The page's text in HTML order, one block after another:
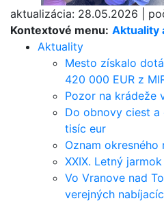
Kontextové menu: Aktuality
Aktuality
Mesto získalo
420 000 EUR z
Pozor na krádeže
Do obnovy ciest
tisíc eur
Oznam
XXIX. Letný
Vo Vranove nad
verejných
aktualizácia: 28.05.2026